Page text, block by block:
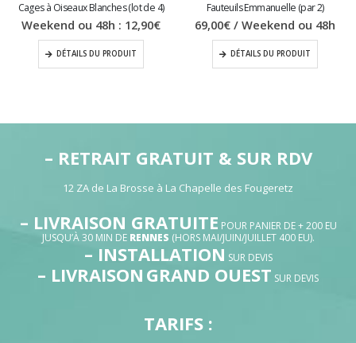
Cages à Oiseaux Blanches (lot de 4)
Weekend ou 48h : 12,90€
DÉTAILS DU PRODUIT
Fauteuils Emmanuelle (par 2)
69,00€ / Weekend ou 48h
DÉTAILS DU PRODUIT
– RETRAIT GRATUIT & SUR RDV
12 ZA de La Brosse à La Chapelle des Fougeretz
– LIVRAISON GRATUITE POUR PANIER DE + 200 EU
JUSQU’À 30 MIN DE RENNES (HORS MAI/JUIN/JUILLET 400 EU).
– INSTALLATION SUR DEVIS
– LIVRAISON GRAND OUEST SUR DEVIS
TARIFS :